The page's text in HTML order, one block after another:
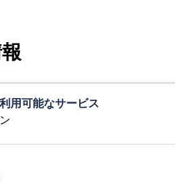
用可能なサービス